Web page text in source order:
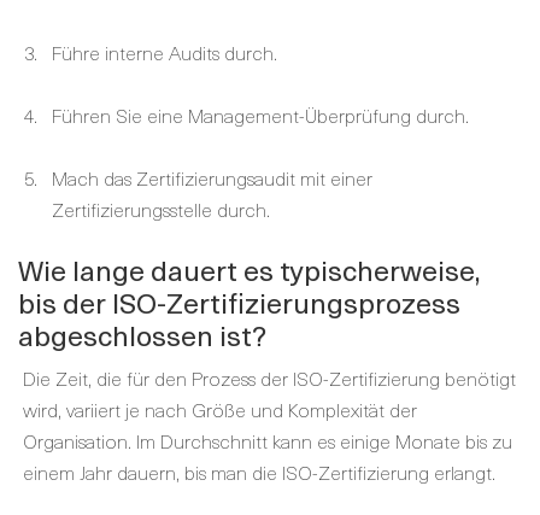
Führe interne Audits durch.
Führen Sie eine Management-Überprüfung durch.
Mach das Zertifizierungsaudit mit einer
Zertifizierungsstelle durch.
Wie lange dauert es typischerweise,
bis der ISO-Zertifizierungsprozess
abgeschlossen ist?
Die Zeit, die für den Prozess der ISO-Zertifizierung benötigt
wird, variiert je nach Größe und Komplexität der
Organisation. Im Durchschnitt kann es einige Monate bis zu
einem Jahr dauern, bis man die ISO-Zertifizierung erlangt.